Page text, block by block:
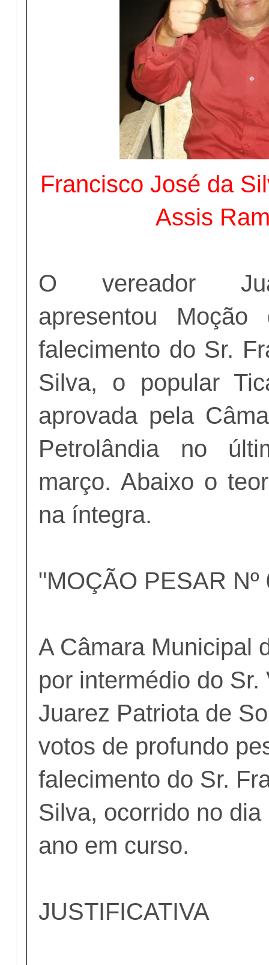
Francisco José da
Assis
O vereador
apresentou
falecimento do Sr.
Silva, o popular
aprovada pela
Petrolândia no
março. Abaixo o
na íntegra.
"MOÇÃO PESAR Nº
A Câmara Municipal
por intermédio do Sr.
Juarez Patriota de
votos de profundo
falecimento do Sr.
Silva, ocorrido no
ano em curso.
JUSTIFICATIVA